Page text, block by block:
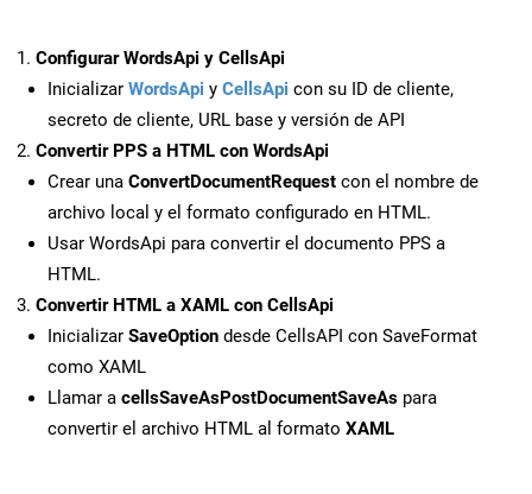
Configurar WordsApi y CellsApi
Inicializar WordsApi y CellsApi con su ID de cliente,
secreto de cliente, URL base y versión de API
Convertir PPS a HTML con WordsApi
Crear una ConvertDocumentRequest con el nombre de
archivo local y el formato configurado en HTML.
Usar WordsApi para convertir el documento PPS a
HTML.
Convertir HTML a XAML con CellsApi
Inicializar SaveOption desde CellsAPI con SaveFormat
como XAML
Llamar a cellsSaveAsPostDocumentSaveAs para
convertir el archivo HTML al formato XAML